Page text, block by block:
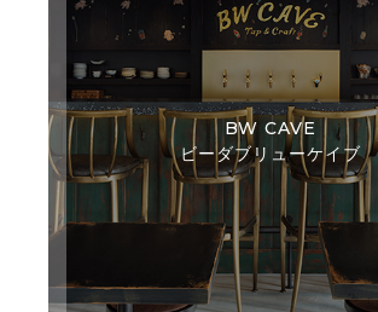
BW CAVE
ビーダブリューケイブ